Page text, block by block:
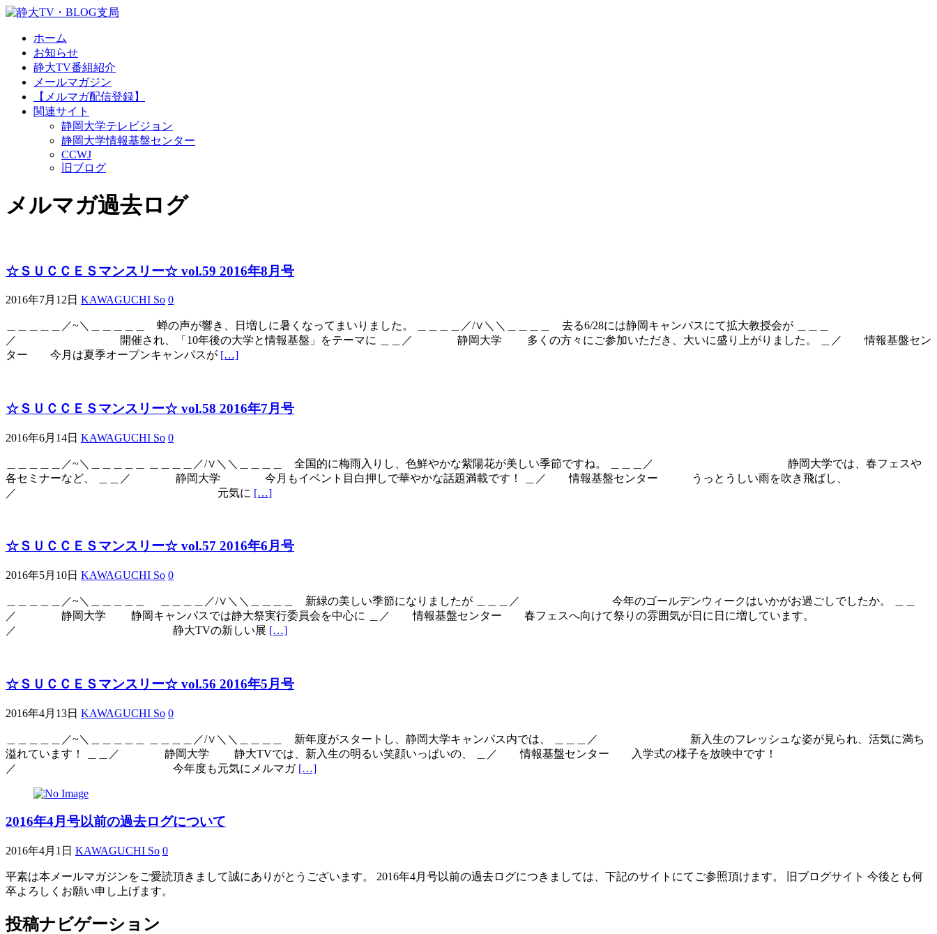
ホーム
お知らせ
静大TV番組紹介
メールマガジン
【メルマガ配信登録】
関連サイト
静岡大学テレビジョン
静岡大学情報基盤センター
CCWJ
旧ブログ
メルマガ過去ログ
☆ＳＵＣＣＥＳマンスリー☆ vol.59 2016年8月号
2016年7月12日 KAWAGUCHI So 0
＿＿＿＿＿／~＼＿＿＿＿＿ 蝉の声が響き、日増しに暑くなってまいりました。 ＿＿＿＿／/∨＼＼＿＿＿＿ 去る6/28には静岡キャンパスにて拡大教授会が ＿＿＿
／ 開催され、「10年後の大学と情報基盤」をテーマに ＿＿／ 静岡大学 多くの方々にご参加いただき、大いに盛り上がりました。 ＿／ 情報基盤セン
ター 今月は夏季オープンキャンパスが […]
☆ＳＵＣＣＥＳマンスリー☆ vol.58 2016年7月号
2016年6月14日 KAWAGUCHI So 0
＿＿＿＿＿／~＼＿＿＿＿＿ ＿＿＿＿／/∨＼＼＿＿＿＿ 全国的に梅雨入りし、色鮮やかな紫陽花が美しい季節ですね。 ＿＿＿／ 静岡大学では、春フェスや
各セミナーなど、 ＿＿／ 静岡大学 今月もイベント目白押しで華やかな話題満載です！ ＿／ 情報基盤センター うっとうしい雨を吹き飛ばし、
／ 元気に […]
☆ＳＵＣＣＥＳマンスリー☆ vol.57 2016年6月号
2016年5月10日 KAWAGUCHI So 0
＿＿＿＿＿／~＼＿＿＿＿＿ ＿＿＿＿／/∨＼＼＿＿＿＿ 新緑の美しい季節になりましたが ＿＿＿／ 今年のゴールデンウィークはいかがお過ごしでしたか。 ＿＿
／ 静岡大学 静岡キャンパスでは静大祭実行委員会を中心に ＿／ 情報基盤センター 春フェスへ向けて祭りの雰囲気が日に日に増しています。
／ 静大TVの新しい展 […]
☆ＳＵＣＣＥＳマンスリー☆ vol.56 2016年5月号
2016年4月13日 KAWAGUCHI So 0
＿＿＿＿＿／~＼＿＿＿＿＿ ＿＿＿＿／/∨＼＼＿＿＿＿ 新年度がスタートし、静岡大学キャンパス内では、 ＿＿＿／ 新入生のフレッシュな姿が見られ、活気に満ち
溢れています！ ＿＿／ 静岡大学 静大TVでは、新入生の明るい笑顔いっぱいの、 ＿／ 情報基盤センター 入学式の様子を放映中です！
／ 今年度も元気にメルマガ […]
2016年4月号以前の過去ログについて
2016年4月1日 KAWAGUCHI So 0
平素は本メールマガジンをご愛読頂きまして誠にありがとうございます。 2016年4月号以前の過去ログにつきましては、下記のサイトにてご参照頂けます。 旧ブログサイト 今後とも何
卒よろしくお願い申し上げます。
投稿ナビゲーション